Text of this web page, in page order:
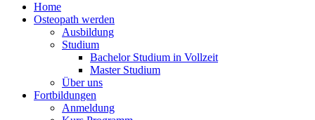
Home
Osteopath werden
Ausbildung
Studium
Bachelor Studium in Vollzeit
Master Studium
Über uns
Fortbildungen
Anmeldung